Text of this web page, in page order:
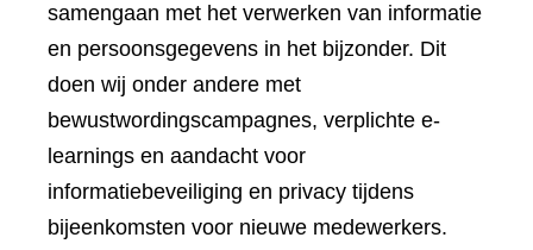
samengaan met het verwerken van informatie
en persoonsgegevens in het bijzonder. Dit
doen wij onder andere met
bewustwordingscampagnes, verplichte e-
learnings en aandacht voor
informatiebeveiliging en privacy tijdens
bijeenkomsten voor nieuwe medewerkers.